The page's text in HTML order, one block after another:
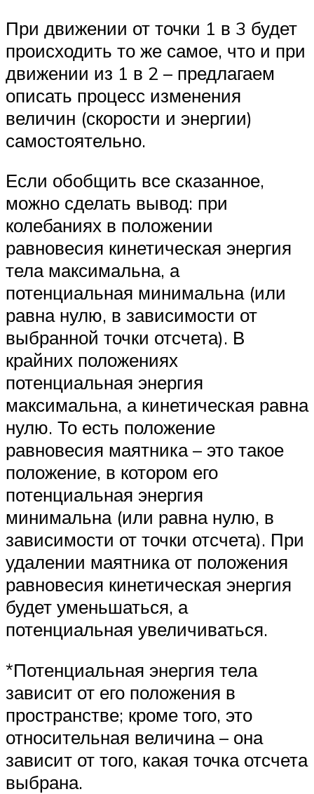
При движении от точки 1 в 3 будет
происходить то же самое, что и при
движении из 1 в 2 – предлагаем
описать процесс изменения
величин (скорости и энергии)
самостоятельно.
Если обобщить все сказанное,
можно сделать вывод: при
колебаниях в положении
равновесия кинетическая энергия
тела максимальна, а
потенциальная минимальна (или
равна нулю, в зависимости от
выбранной точки отсчета). В
крайних положениях
потенциальная энергия
максимальна, а кинетическая равна
нулю. То есть положение
равновесия маятника – это такое
положение, в котором его
потенциальная энергия
минимальна (или равна нулю, в
зависимости от точки отсчета). При
удалении маятника от положения
равновесия кинетическая энергия
будет уменьшаться, а
потенциальная увеличиваться.
*Потенциальная энергия тела
зависит от его положения в
пространстве; кроме того, это
относительная величина – она
зависит от того, какая точка отсчета
выбрана.